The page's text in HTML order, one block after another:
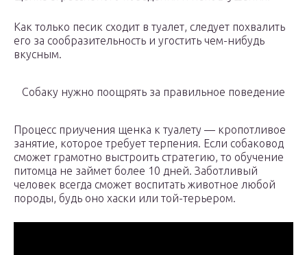
Как только песик сходит в туалет, следует похвалить
его за сообразительность и угостить чем-нибудь
вкусным.
Собаку нужно поощрять за правильное поведение
Процесс приучения щенка к туалету — кропотливое
занятие, которое требует терпения. Если собаковод
сможет грамотно выстроить стратегию, то обучение
питомца не займет более 10 дней. Заботливый
человек всегда сможет воспитать животное любой
породы, будь оно хаски или той-терьером.